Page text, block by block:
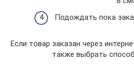
Подождать пока
Если товар заказан через
также выбрать